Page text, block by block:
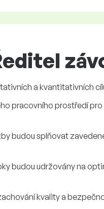
a kvantitativních
pracovního prostředí
budou splňovat
budou udržovány na
kvality a